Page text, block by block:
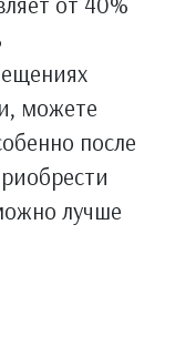
можете
после
лучше